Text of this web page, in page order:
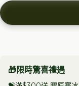
🎁限時驚喜禮遇